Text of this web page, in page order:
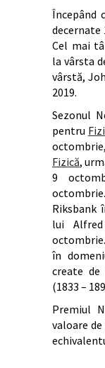
Începând
decernate
Cel mai
la vârsta
vârstă,
2019.
Sezonul
pentru
Fizică,
9
Riksbank
lui
în
create de
(1833 –
Premiul
valoare